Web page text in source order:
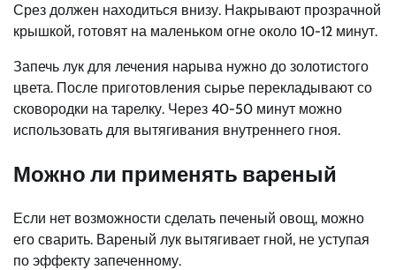
Срез должен находиться внизу. Накрывают прозрачной
крышкой, готовят на маленьком огне около 10-12 минут.
Запечь лук для лечения нарыва нужно до золотистого
цвета. После приготовления сырье перекладывают со
сковородки на тарелку. Через 40-50 минут можно
использовать для вытягивания внутреннего гноя.
Можно ли применять вареный
Если нет возможности сделать печеный овощ, можно
его сварить. Вареный лук вытягивает гной, не уступая
по эффекту запеченному.